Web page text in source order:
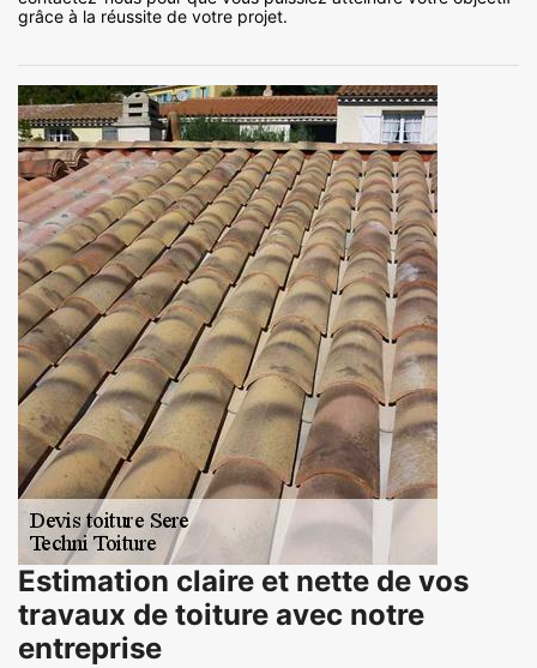
grâce à la réussite de votre projet.
Estimation claire et nette de vos
travaux de toiture avec notre
entreprise